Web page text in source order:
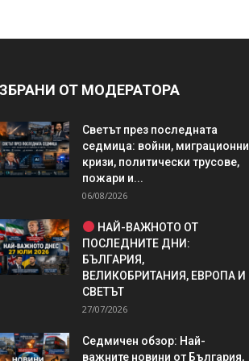
ОТ МОДЕРАТОРА
Светът през последната
седмица: войни, миграционни
кризи, политически трусове,
пожари и...
06/08/2026
НАЙ-ВАЖНОТО ОТ
ПОСЛЕДНИТЕ ДНИ:
БЪЛГАРИЯ,
ВЕЛИКОБРИТАНИЯ, ЕВРОПА И
СВЕТЪТ
27/07/2026
Седмичен обзор: Най-
важните новини от България,